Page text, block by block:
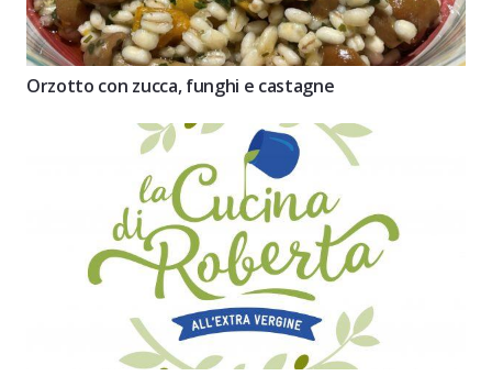
Orzotto con zucca, funghi e castagne